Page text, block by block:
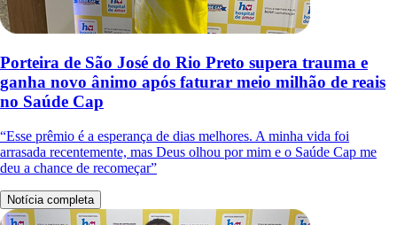
Porteira de São José do Rio Preto supera trauma e
ganha novo ânimo após faturar meio milhão de reais
no Saúde Cap
“Esse prêmio é a esperança de dias melhores. A minha vida foi
arrasada recentemente, mas Deus olhou por mim e o Saúde Cap me
deu a chance de recomeçar”
Notícia completa